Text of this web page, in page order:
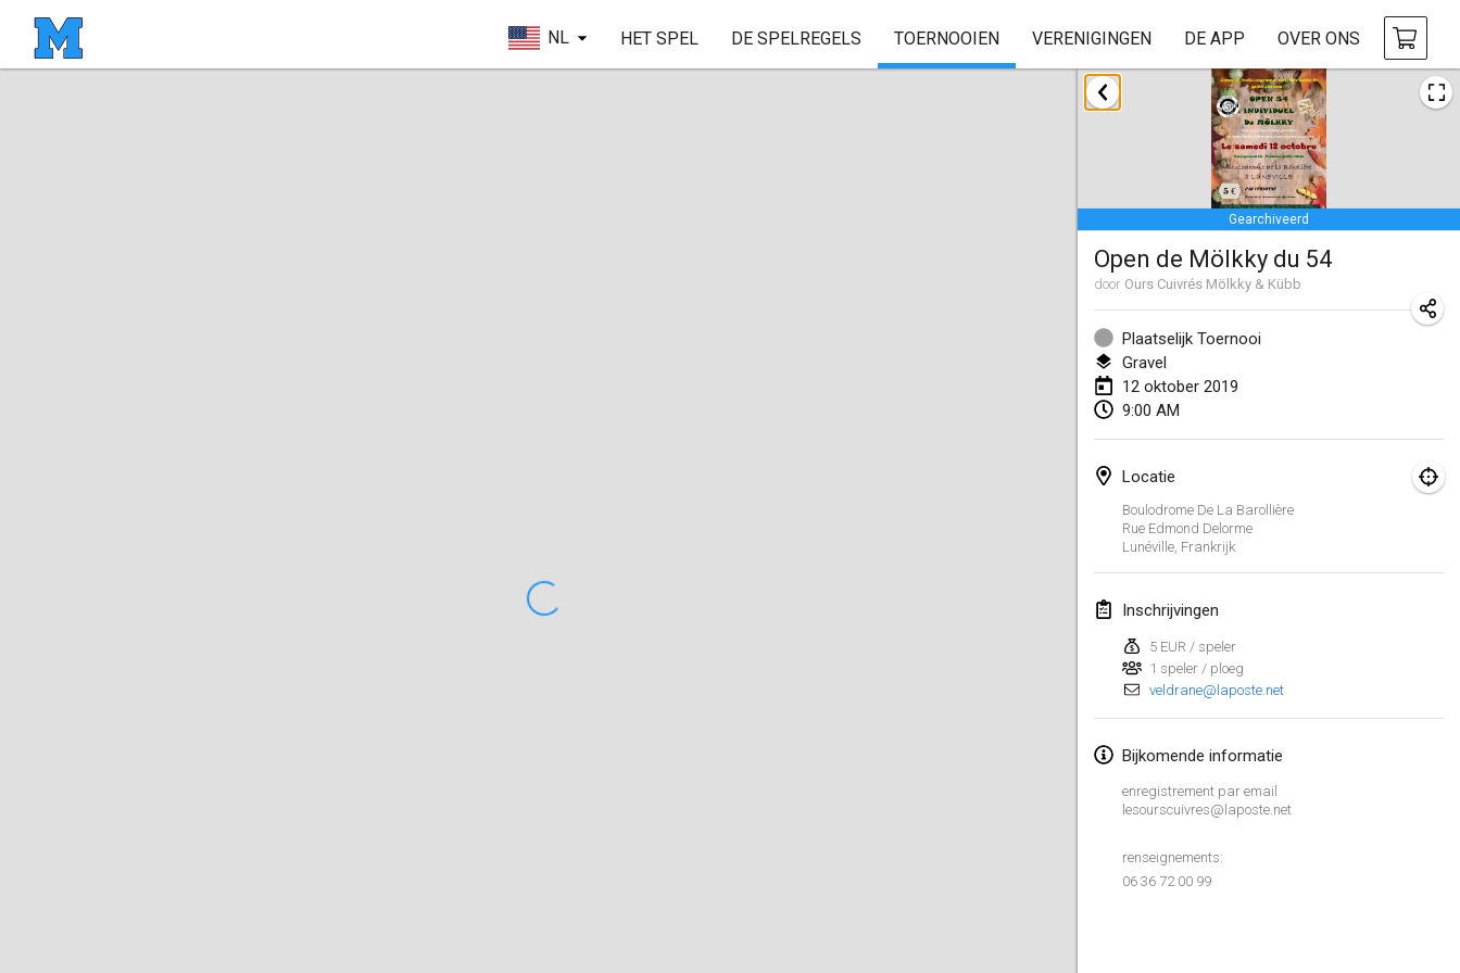
NL HET SPEL DE SPELREGELS TOERNOOIEN VERENIGINGEN DE APP OVER ONS
Gearchiveerd
Open de Mölkky du 54
door Ours Cuivrés Mölkky & Kübb
Plaatselijk Toernooi
Gravel
12 oktober 2019
9:00 AM
Locatie
Boulodrome De La Barollière
Rue Edmond Delorme
Lunéville, Frankrijk
Inschrijvingen
5 EUR / speler
1 speler / ploeg
veldrane@laposte.net
Bijkomende informatie
enregistrement par email
lesourscuivres@laposte.net
renseignements:
06 36 72 00 99
januari 2019
New Year's Throw Mölkky
1 jan. 2019|Tsjechië
Tournoi Mixte ASPTTOM
20 jan. 2019|Frankrijk
Tournoi d'Hiver
26 jan. 2019|Frankrijk
Liekki Cup
26 jan. 2019
26 jan. 2019
februari 2019
2 feb. 2019
Lumi Mölkky
9 feb. 2019|Finland
Tournoi de la St Valentin
16 feb. 2019